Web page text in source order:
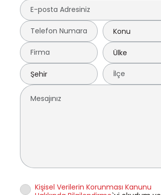
Kişisel Verilerin Korunması Kanunu